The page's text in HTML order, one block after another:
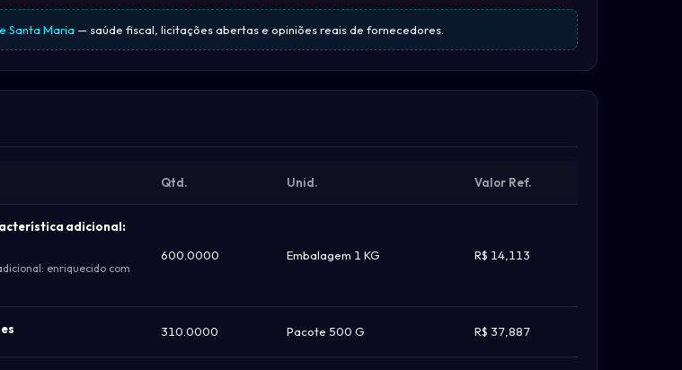
Santa Maria — saúde fiscal, licitações abertas e opiniões reais de fornecedores.
Qtd. Unid. Valor Ref.
adicional:
enriquecido com
600.0000 Embalagem 1 KG R$ 14,113
310.0000 Pacote 500 G R$ 37,887